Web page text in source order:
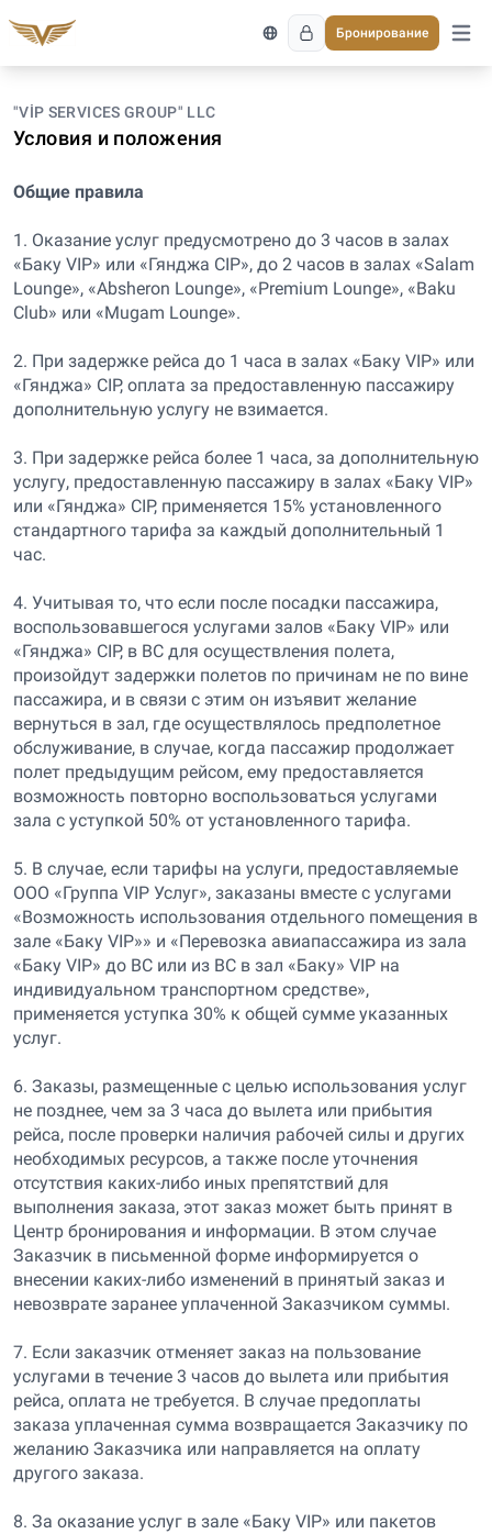
Бронирование
"VİP SERVICES GROUP" LLC
Условия и положения
Общие правила
1. Оказание услуг предусмотрено до 3 часов в залах
«Баку VIP» или «Гянджа CIP», до 2 часов в залах «Salam
Lounge», «Absheron Lounge», «Premium Lounge», «Baku
Club» или «Mugam Lounge».
2. При задержке рейса до 1 часа в залах «Баку VIP» или
«Гянджа» CIP, оплата за предоставленную пассажиру
дополнительную услугу не взимается.
3. При задержке рейса более 1 часа, за дополнительную
услугу, предоставленную пассажиру в залах «Баку VIP»
или «Гянджа» CIP, применяется 15% установленного
стандартного тарифа за каждый дополнительный 1
час.
4. Учитывая то, что если после посадки пассажира,
воспользовавшегося услугами залов «Баку VIP» или
«Гянджа» CIP, в ВС для осуществления полета,
произойдут задержки полетов по причинам не по вине
пассажира, и в связи с этим он изъявит желание
вернуться в зал, где осуществлялось предполетное
обслуживание, в случае, когда пассажир продолжает
полет предыдущим рейсом, ему предоставляется
возможность повторно воспользоваться услугами
зала с уступкой 50% от установленного тарифа.
5. В случае, если тарифы на услуги, предоставляемые
ООО «Группа VIP Услуг», заказаны вместе с услугами
«Возможность использования отдельного помещения в
зале «Баку VIP»» и «Перевозка авиапассажира из зала
«Баку VIP» до ВС или из ВС в зал «Баку» VIP на
индивидуальном транспортном средстве»,
применяется уступка 30% к общей сумме указанных
услуг.
6. Заказы, размещенные с целью использования услуг
не позднее, чем за 3 часа до вылета или прибытия
рейса, после проверки наличия рабочей силы и других
необходимых ресурсов, а также после уточнения
отсутствия каких-либо иных препятствий для
выполнения заказа, этот заказ может быть принят в
Центр бронирования и информации. В этом случае
Заказчик в письменной форме информируется о
внесении каких-либо изменений в принятый заказ и
невозврате заранее уплаченной Заказчиком суммы.
7. Если заказчик отменяет заказ на пользование
услугами в течение 3 часов до вылета или прибытия
рейса, оплата не требуется. В случае предоплаты
заказа уплаченная сумма возвращается Заказчику по
желанию Заказчика или направляется на оплату
другого заказа.
8. За оказание услуг в зале «Баку VIP» или пакетов